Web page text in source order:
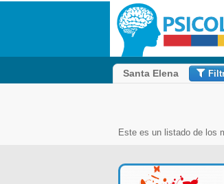
Santa Elena
Este es un listado de los